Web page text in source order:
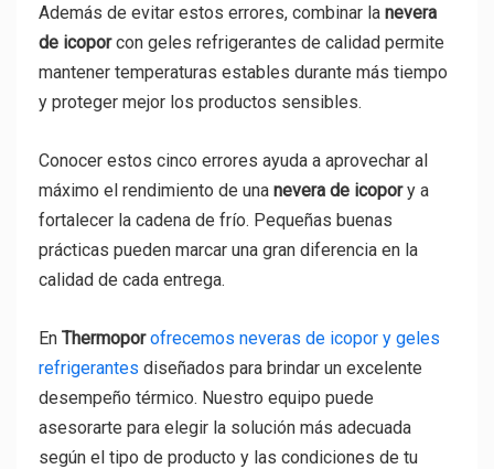
Además de evitar estos errores, combinar la nevera
de icoporcon geles refrigerantes de calidad permite
mantener temperaturas estables durante más tiempo
y proteger mejor los productos sensibles.
Conocer estos cinco errores ayuda a aprovechar al
máximo el rendimiento de una nevera de icopory a
fortalecer la cadena de frío. Pequeñas buenas
prácticas pueden marcar una gran diferencia en la
calidad de cada entrega.
En Thermopor ofrecemos neveras de icopor y geles
refrigerantes diseñados para brindar un excelente
desempeño térmico. Nuestro equipo puede
asesorarte para elegir la solución más adecuada
según el tipo de producto y las condiciones de tu